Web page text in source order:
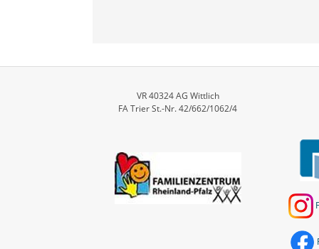
VR 40324 AG Wittlich
FA Trier St.-Nr. 42/662/1062/4